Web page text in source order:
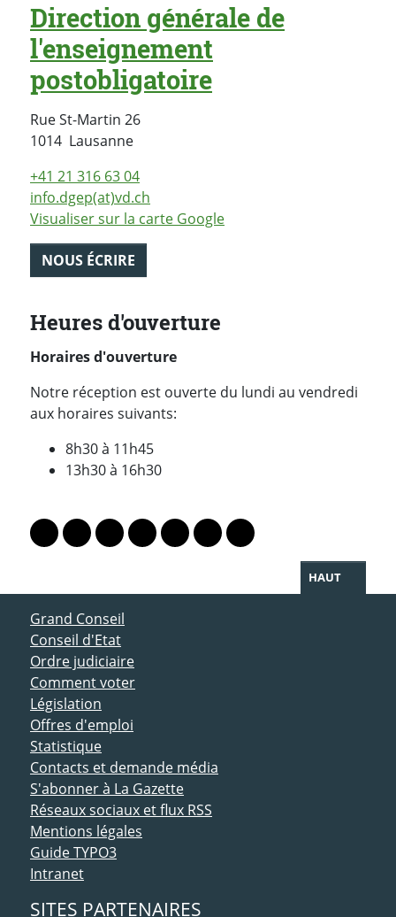
Direction générale de
l'enseignement
postobligatoire
Rue St-Martin 26
1014 LausanneSuisse
+41 21 316 63 04
info.dgep(at)vd.ch
Visualiser sur la carte Google
NOUS ÉCRIRE
Heures d'ouverture
Horaires d'ouverture
Notre réception est ouverte du lundi au vendredi
aux horaires suivants:
8h30 à 11h45
13h30 à 16h30
Lien vers le profil Mastodon
Lien vers le profil Bluesky
Lien vers le profil Instagram
Lien vers le profil Linkedin
Lien vers le profil Facebook
Lien vers le profil Twitter
Partager par WhatsApp
HAUT
ACCÈS DIRECT
Grand Conseil
Conseil d'Etat
Ordre judiciaire
Comment voter
Législation
Offres d'emploi
Statistique
Contacts et demande média
S'abonner à La Gazette
Réseaux sociaux et flux RSS
Mentions légales
Guide TYPO3
Intranet
SITES PARTENAIRES